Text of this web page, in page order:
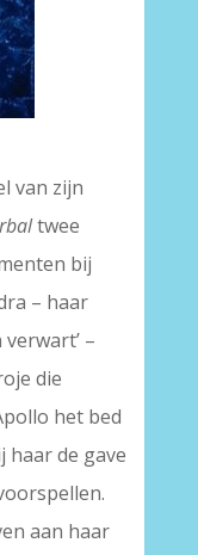
van zijn
twee
bij
– haar
–
die
het bed
haar de gave
aan haar